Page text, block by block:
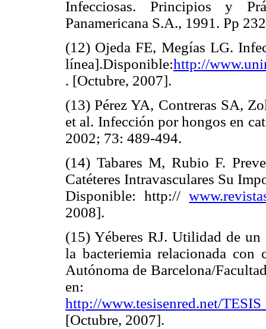
Infecciosas. Principios y
Panamericana S.A., 1991. Pp
(12) Ojeda FE, Megías LG.
línea].Disponible:http://
. [Octubre, 2007].
(13) Pérez YA, Contreras SA,
et al. Infección por hongos en
2002; 73: 489-494.
(14) Tabares M, Rubio F.
Catéteres Intravasculares Su
Disponible: http://
2008].
(15) Yéberes RJ. Utilidad de
la bacteriemia relacionada con
Autónoma de Barcelona/
en:
http://www.tesisenred.net/
[Octubre, 2007].